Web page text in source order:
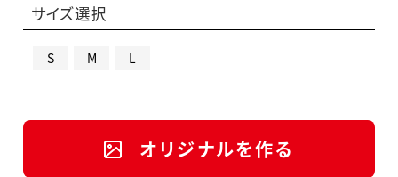
サイズ選択
S M L
オリジナルを作る